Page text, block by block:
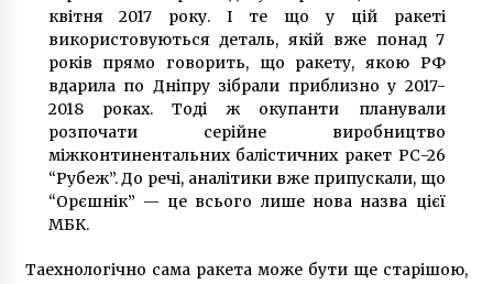
квітня 2017 року. І те що у цій ракеті
використовуються деталь, якій вже понад 7
років прямо говорить, що ракету, якою РФ
вдарила по Дніпру зібрали приблизно у 2017-
2018 роках. Тоді ж окупанти планували
розпочати серійне виробництво
міжконтинентальних балістичних ракет РС-26
“Рубеж”. До речі, аналітики вже припускали, що
“Орєшнік” — це всього лише нова назва цієї
МБК.
Таехнологічно сама ракета може бути ще старішою,